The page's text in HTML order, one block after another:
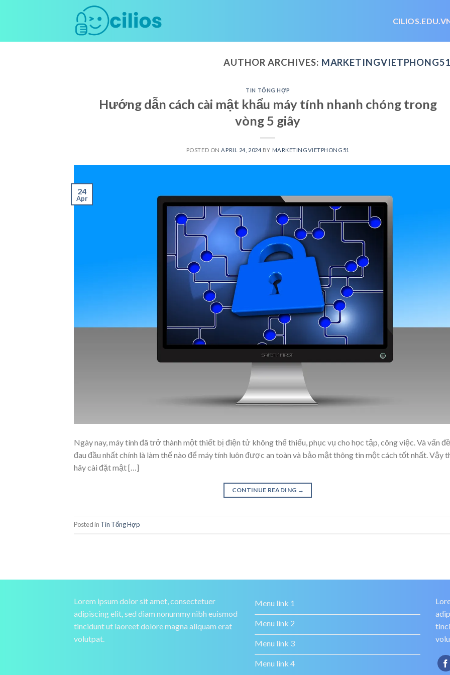
AUTHOR ARCHIVES:
TIN TỔNG HỢP
Hướng dẫn cách cài mật khẩu máy tính nhanh chóng trong
vòng 5 giây
POSTED ONAPRIL 24, 2024 BY MARKETINGVIETPHONG51
24
Apr
Ngày nay, máy tính đã trở thành một thiết bị điện tử không thể thiếu, phục vụ cho học tập, công việc. Và vấn đề
đau đầu nhất chính là làm thế nào để máy tính luôn được an toàn và bảo mật thông tin một cách tốt nhất. Vậy
hãy cài đặt mật […]
CONTINUE READING →
Posted in Tin Tổng Hợp
Lorem ipsum dolor sit amet, consectetuer
adipiscing elit, sed diam nonummy nibh euismod
tincidunt ut laoreet dolore magna aliquam erat
volutpat.
Menu link 1
Menu link 2
Menu link 3
Menu link 4